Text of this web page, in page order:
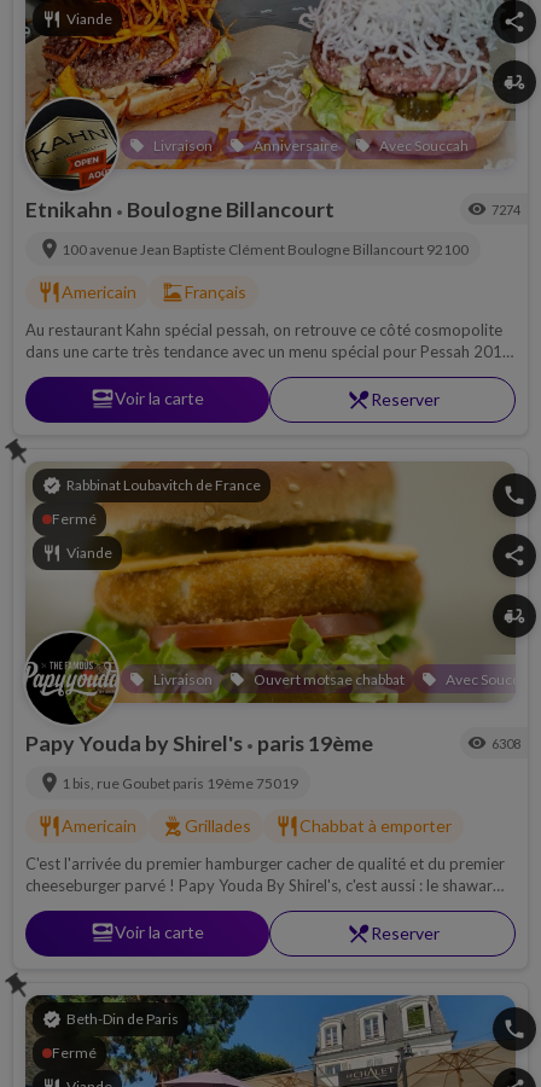
restaurant Viande
local_offer Livraison local_offer Anniversaire local_offer Avec Souccah
share
delivery_dining
Etnikahn • Boulogne Billancourt visibility 7274
location_on 100 avenue Jean Baptiste Clément Boulogne Billancourt 92100
restaurant Americain dinner_diningFrançais
Au restaurant Kahn spécial pessah, on retrouve ce côté cosmopolite
dans une carte très tendance avec un menu spécial pour Pessah 2018
où se côtoient gastronomie française, cuisine bistro, burger chic et
saveurs du monde...
set_mealVoir la carte restaurant_menuReserver
verified Rabbinat Loubavitch de France
Fermé
restaurant Viande
local_offer Livraison local_offer Ouvert motsae chabbat local_offer Avec Souccah
phone
share
delivery_dining
Papy Youda by Shirel's • paris 19ème visibility 6308
location_on 1 bis, rue Goubet paris 19ème 75019
restaurant Americain outdoor_grill Grillades restaurant Chabbat à emporter
C'est l'arrivée du premier hamburger cacher de qualité et du premier
cheeseburger parvé ! Papy Youda By Shirel's, c'est aussi : le shawarma
découpé sur place, la pita- falafel à l'israélienne et les multiples
salades pour garnir votre sandwich ou votre assiette.
set_mealVoir la carte restaurant_menuReserver
verified Beth-Din de Paris
Fermé
phone